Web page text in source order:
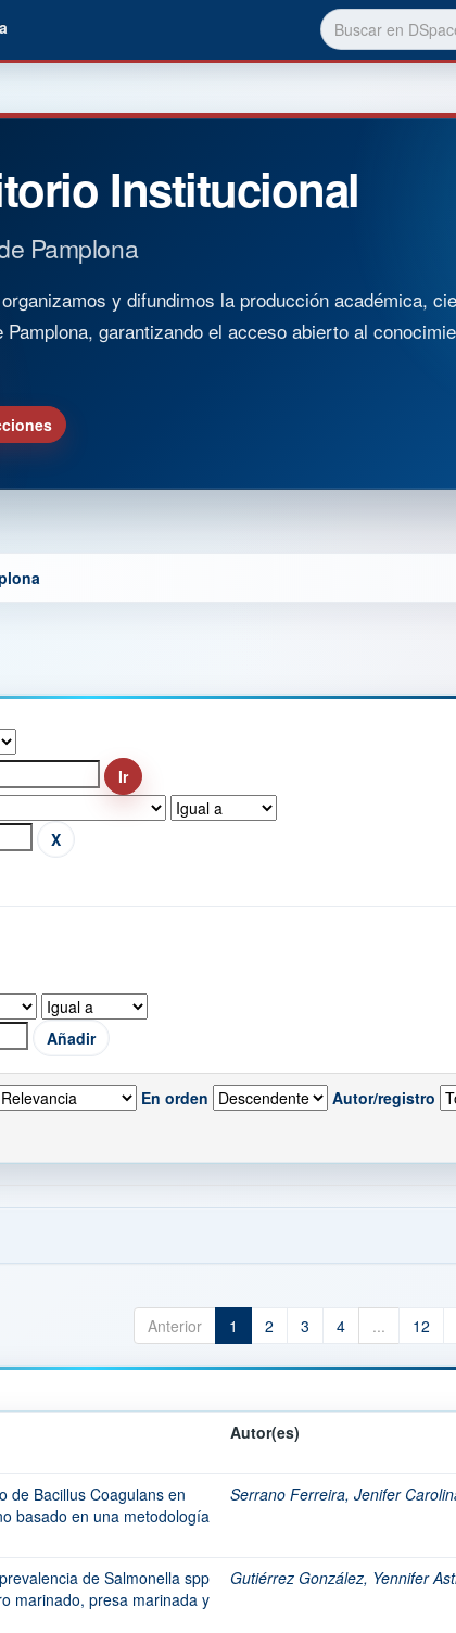
Institucional
Pamplona
y difundimos la producción académica,
Pamplona, garantizando el acceso abierto al
En orden Autor/registro
Anterior 1 2 3 4 ... 12
Autor(es)
de Bacillus Coagulans en
basado en una metodología
Serrano Ferreira, Jenifer
de Salmonella spp
marinado, presa marinada y
Gutiérrez González, Yennifer